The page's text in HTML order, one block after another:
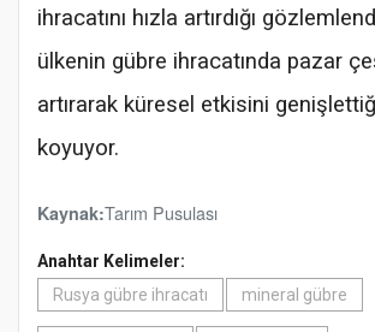
ihracatını hızla artırdığı
ülkenin gübre ihracatında pazar
artırarak küresel etkisini
koyuyor.
Kaynak:Tarım Pusulası
Anahtar Kelimeler:
Rusya gübre ihracatı
mineral gübre